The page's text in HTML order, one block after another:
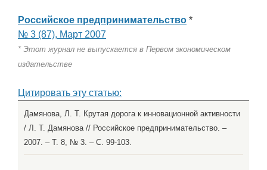
Российское предпринимательство *
№ 3 (87), Март 2007
* Этот журнал не выпускается в Первом экономическом
издательстве
Цитировать эту статью:
Дамянова, Л. Т. Крутая дорога к инновационной активности
/ Л. Т. Дамянова // Российское предпринимательство. –
2007. – Т. 8, № 3. – С. 99-103.